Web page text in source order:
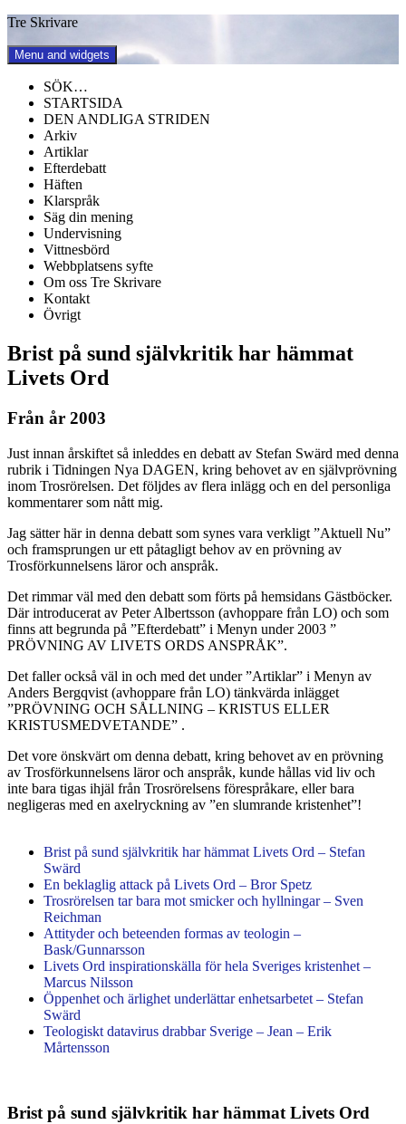
Skip
content
Tre Skrivare
Menu and widgets
SÖK…
STARTSIDA
DEN ANDLIGA STRIDEN
Arkiv
Artiklar
Efterdebatt
Häften
Klarspråk
Säg din mening
Undervisning
Vittnesbörd
Webbplatsens syfte
Om oss Tre Skrivare
Kontakt
Övrigt
Brist på sund självkritik har hämmat
Livets Ord
Från år 2003
Just innan årskiftet så inleddes en debatt av Stefan Swärd med denna
rubrik i Tidningen Nya DAGEN, kring behovet av en självprövning
inom Trosrörelsen. Det följdes av flera inlägg och en del personliga
kommentarer som nått mig.
Jag sätter här in denna debatt som synes vara verkligt ”Aktuell Nu”
och framsprungen ur ett påtagligt behov av en prövning av
Trosförkunnelsens läror och anspråk.
Det rimmar väl med den debatt som förts på hemsidans Gästböcker.
Där introducerat av Peter Albertsson (avhoppare från LO) och som
finns att begrunda på ”Efterdebatt” i Menyn under 2003 ”
PRÖVNING AV LIVETS ORDS ANSPRÅK”.
Det faller också väl in och med det under ”Artiklar” i Menyn av
Anders Bergqvist (avhoppare från LO) tänkvärda inlägget
”PRÖVNING OCH SÅLLNING – KRISTUS ELLER
KRISTUSMEDVETANDE” .
Det vore önskvärt om denna debatt, kring behovet av en prövning
av Trosförkunnelsens läror och anspråk, kunde hållas vid liv och
inte bara tigas ihjäl från Trosrörelsens förespråkare, eller bara
negligeras med en axelryckning av ”en slumrande kristenhet”!
Brist på sund självkritik har hämmat Livets Ord – Stefan
Swärd
En beklaglig attack på Livets Ord – Bror Spetz
Trosrörelsen tar bara mot smicker och hyllningar – Sven
Reichman
Attityder och beteenden formas av teologin –
Bask/Gunnarsson
Livets Ord inspirationskälla för hela Sveriges kristenhet –
Marcus Nilsson
Öppenhet och ärlighet underlättar enhetsarbetet – Stefan
Swärd
Teologiskt datavirus drabbar Sverige – Jean – Erik
Mårtensson
Brist på sund självkritik har hämmat Livets Ord